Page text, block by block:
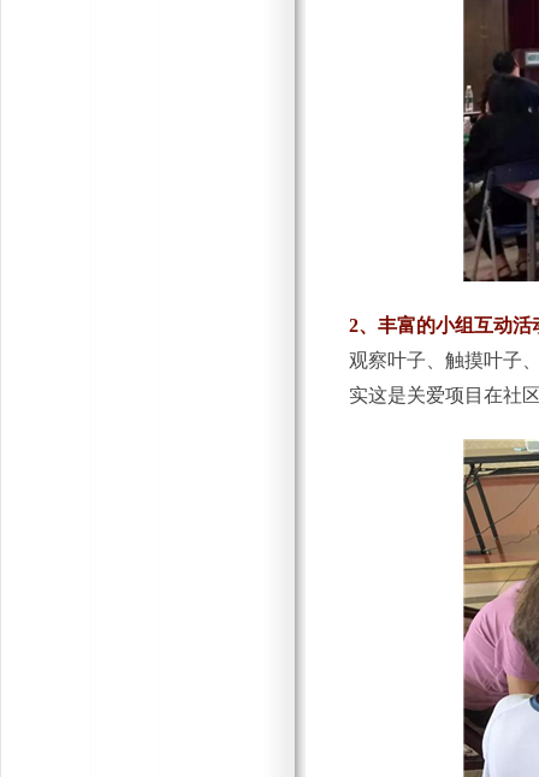
2、丰富的小组互动
观察叶子、触摸叶子
实这是关爱项目在社